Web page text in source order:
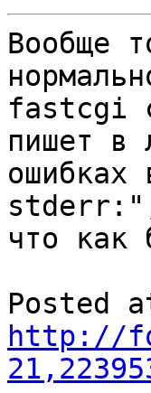
Вообще
fastcgi
пишет в
что как
http://